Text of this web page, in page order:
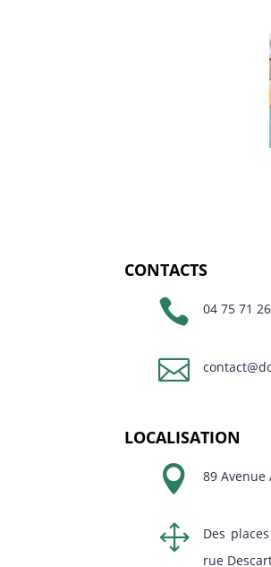
CONTACTS
 04 75 71

LOCALISATION
 89 Avenue
1
Des
rue